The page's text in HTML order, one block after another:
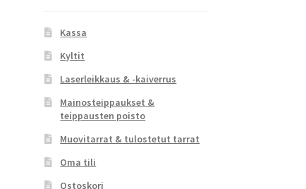
Kassa
Kyltit
Laserleikkaus & -kaiverrus
Mainosteippaukset &
teippausten poisto
Muovitarrat & tulostetut tarrat
Oma tili
Ostoskori